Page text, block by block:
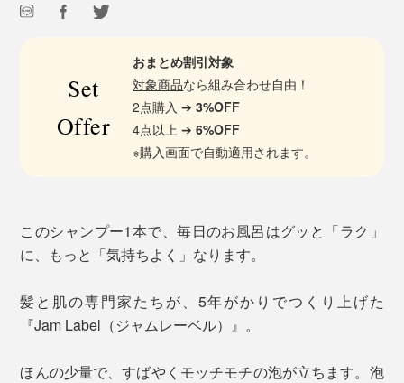
Set
Offer
おまとめ割引対象
対象商品なら組み合わせ自由！
2点購入 ➔3%OFF
4点以上 ➔6%OFF
※購入画面で自動適用されます。
このシャンプー1本で、毎日のお風呂はグッと「ラク」
に、もっと「気持ちよく」なります。
髪と肌の専門家たちが、5年がかりでつくり上げた
『Jam Label（ジャムレーベル）』。
ほんの少量で、すばやくモッチモチの泡が立ちます。泡